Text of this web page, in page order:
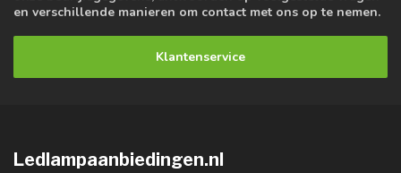
en verschillende manieren om contact met ons op te nemen.
Klantenservice
Ledlampaanbiedingen.nl